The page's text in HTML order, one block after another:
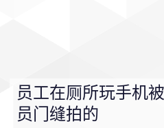
员工在厕所玩手机
员门缝拍的